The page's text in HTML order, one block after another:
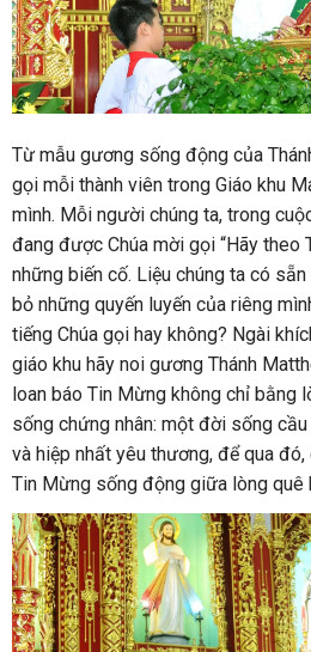
Từ mẫu gương sống động của
gọi mỗi thành viên trong Giáo khu
mình. Mỗi người chúng ta, trong
đang được Chúa mời gọi “Hãy theo
những biến cố. Liệu chúng ta có
bỏ những quyến luyến của riêng
tiếng Chúa gọi hay không? Ngài
giáo khu hãy noi gương Thánh
loan báo Tin Mừng không chỉ bằng
sống chứng nhân: một đời sống
và hiệp nhất yêu thương, để qua
Tin Mừng sống động giữa lòng quê